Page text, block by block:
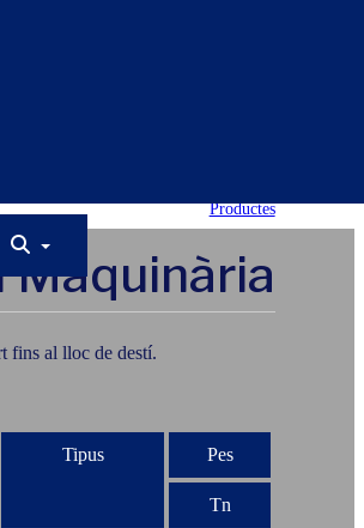
Productes
fins al lloc de destí.
Tipus Pes
Tn